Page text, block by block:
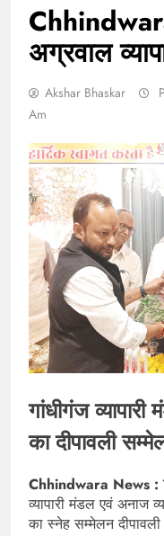
अग्रवाल
Akshar Bhaskar
Am
गांधीगंज
का दीपावली
Chhindwara News :
व्यापारी मंडल एवं अनाज
का स्नेह सम्मेलन